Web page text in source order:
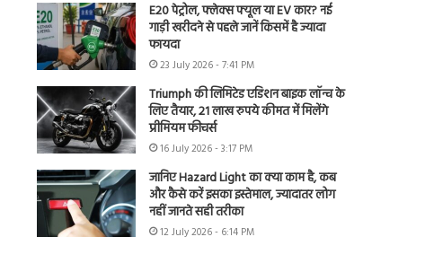
E20 पेट्रोल, फ्लेक्स फ्यूल या EV कार? नई
गाड़ी खरीदने से पहले जानें किसमें है ज्यादा
फायदा
23 July 2026 - 7:41 PM
Triumph की लिमिटेड एडिशन बाइक लॉन्च के
लिए तैयार, 21 लाख रुपये कीमत में मिलेंगे
प्रीमियम फीचर्स
16 July 2026 - 3:17 PM
जानिए Hazard Light का क्या काम है, कब
और कैसे करें इसका इस्तेमाल, ज्यादातर लोग
नहीं जानते सही तरीका
12 July 2026 - 6:14 PM